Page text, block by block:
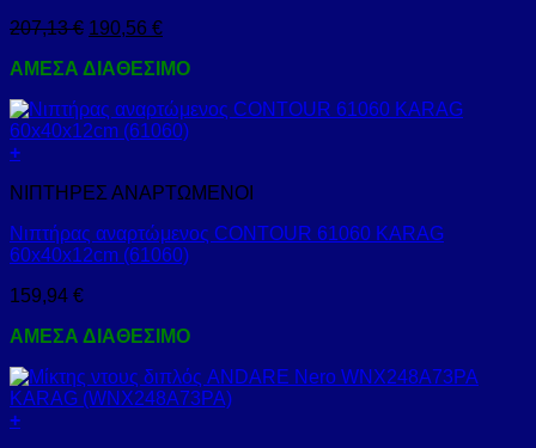
207,13€ 190,56 €
ΑΜΕΣΑ ΔΙΑΘΕΣΙΜΟ
+
ΝΙΠΤΗΡΕΣ ΑΝΑΡΤΩΜΕΝΟΙ
Νιπτήρας αναρτώμενος CONTOUR 61060 KARAG
60x40x12cm (61060)
159,94 €
ΑΜΕΣΑ ΔΙΑΘΕΣΙΜΟ
+